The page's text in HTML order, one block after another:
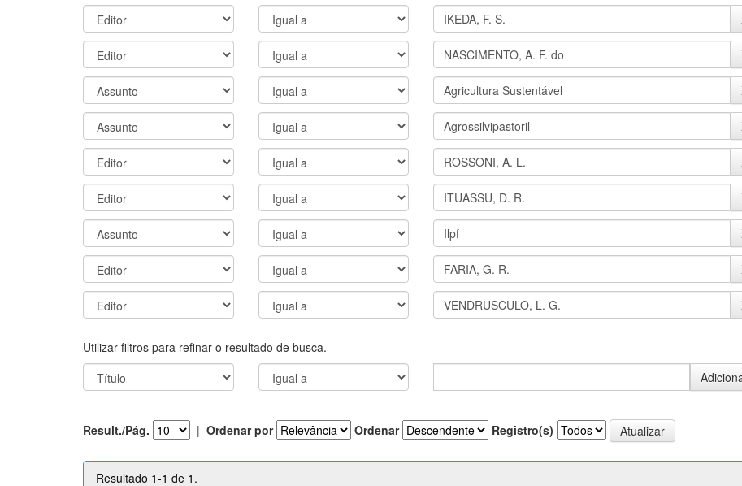
Utilizar filtros para refinar o resultado de busca.
Result./Pág. | Ordenar por Ordenar Registro(s)
Resultado 1-1 de 1.